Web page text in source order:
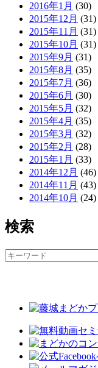
2016年1月 (30)
2015年12月 (31)
2015年11月 (31)
2015年10月 (31)
2015年9月 (31)
2015年8月 (35)
2015年7月 (36)
2015年6月 (30)
2015年5月 (32)
2015年4月 (35)
2015年3月 (32)
2015年2月 (28)
2015年1月 (33)
2014年12月 (46)
2014年11月 (43)
2014年10月 (24)
検索